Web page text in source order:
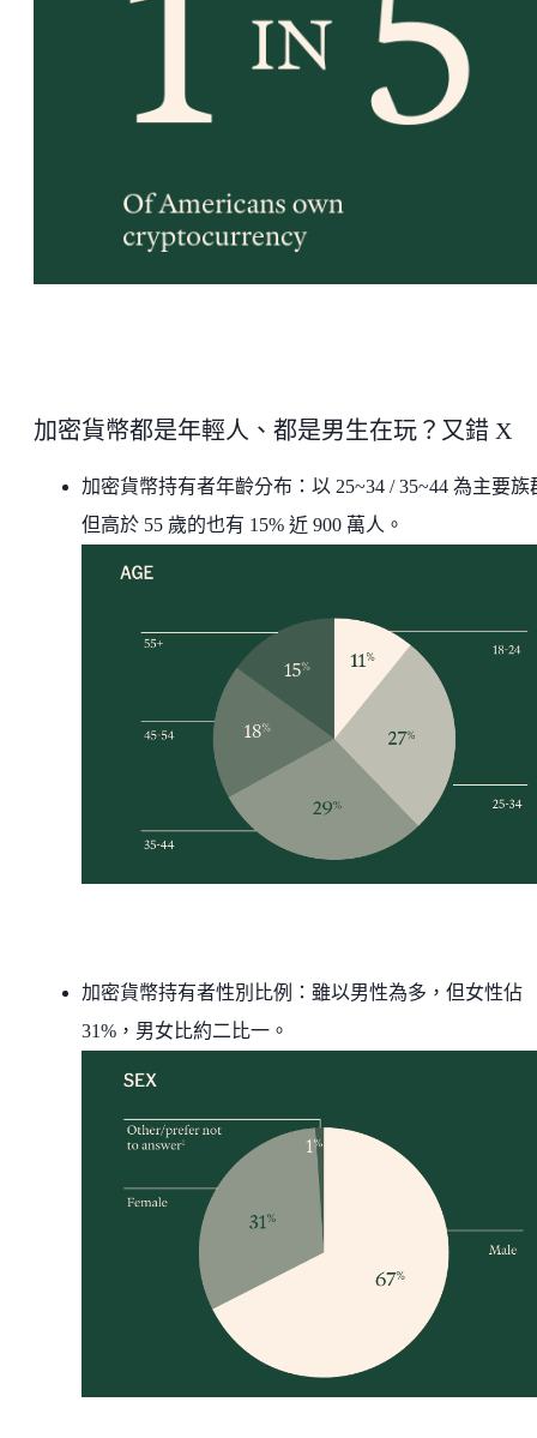
加密貨幣都是年輕人、都是男生在玩？又錯 X
加密貨幣持有者年齡分布：以 25~34 / 35~44 為主要族
但高於 55 歲的也有 15% 近 900 萬人。
加密貨幣持有者性別比例：雖以男性為多，但女性佔
31%，男女比約二比一。